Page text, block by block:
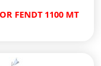
FENDT 1100 MT